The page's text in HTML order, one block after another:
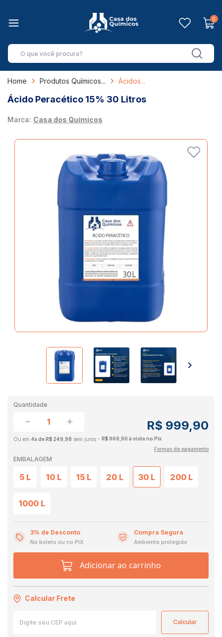
0
Home Produtos Químicos Ácidos
Ácido Peracético 15% 30 Litros
Marca: Casa dos Químicos
Quantidade
R$ 999,90
4x de R$ 249,98 sem juros
R$ 969,90 à vista no Pix
Formas de pagamento
EMBALAGEM
5 L 10 L 15 L 20 L 30 L 200 L
1000 L
3% de Desconto
No boleto ou no PIX
Compra Segura
Ambiente protegido
Adicionar ao carrinho
Calcular Frete